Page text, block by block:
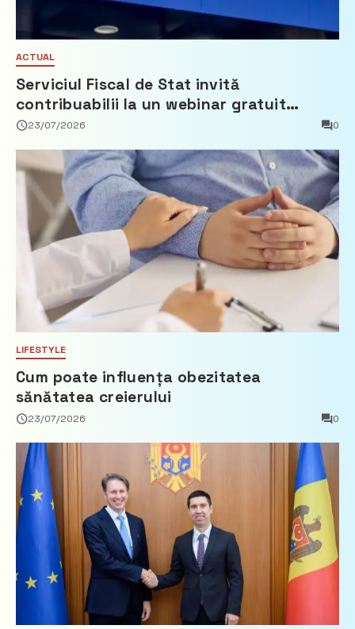
ACTUAL
Serviciul Fiscal de Stat invită
contribuabilii la un webinar gratuit
privind calculul impozitului pe bunurile
23/07/2026 0
LIFESTYLE
Cum poate influența obezitatea
sănătatea creierului
23/07/2026 0